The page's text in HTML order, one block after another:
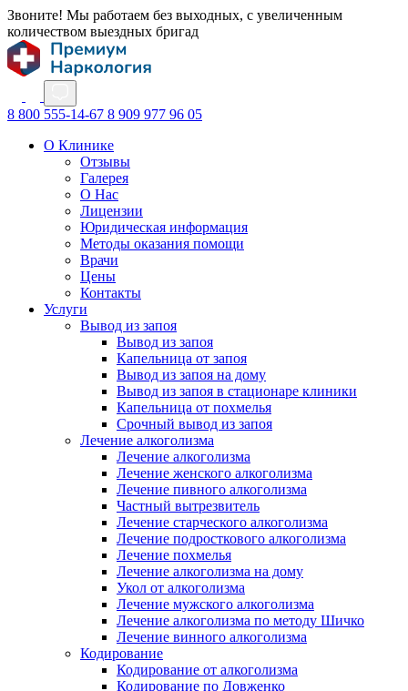
Звоните! Мы работаем без выходных, с увеличенным
количеством выездных бригад
8 800 555-14-67 8 909 977 96 05
О Клинике
Отзывы
Галерея
О Нас
Лицензии
Юридическая информация
Методы оказания помощи
Врачи
Цены
Контакты
Услуги
Вывод из запоя
Вывод из запоя
Капельница от запоя
Вывод из запоя на дому
Вывод из запоя в стационаре клиники
Капельница от похмелья
Срочный вывод из запоя
Лечение алкоголизма
Лечение алкоголизма
Лечение женского алкоголизма
Лечение пивного алкоголизма
Частный вытрезвитель
Лечение старческого алкоголизма
Лечение подросткового алкоголизма
Лечение похмелья
Лечение алкоголизма на дому
Укол от алкоголизма
Лечение мужского алкоголизма
Лечение алкоголизма по методу Шичко
Лечение винного алкоголизма
Кодирование
Кодирование от алкоголизма
Кодирование по Довженко